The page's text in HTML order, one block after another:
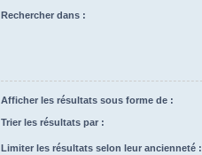
Rechercher dans :
Afficher les résultats sous forme de :
Trier les résultats par :
Limiter les résultats selon leur ancienneté :